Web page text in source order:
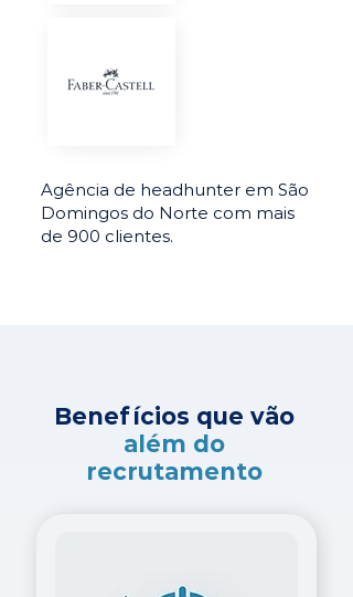
Agência de headhunter em São
Domingos do Norte com mais
de 900 clientes.
Benefícios que vão
além do
recrutamento